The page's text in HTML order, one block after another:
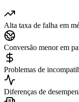
Alta taxa de falha em
Conversão menor em
Problemas de
Diferenças de